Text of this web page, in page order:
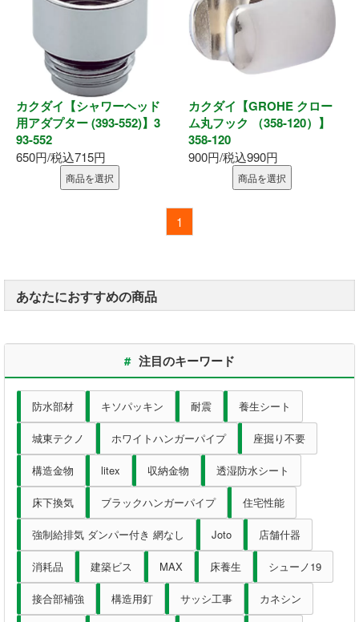
カクダイ【シャワーヘッド
用アダプター (393-552)】3
93-552
650円/税込715円
商品を選択
カクダイ【GROHE クロー
ム丸フック （358-120）】
358-120
900円/税込990円
商品を選択
1
あなたにおすすめの商品
# 注目のキーワード
防水部材 キソパッキン 耐震 養生シート
城東テクノ ホワイトハンガーパイプ 座掘り不要
構造金物 litex 収納金物 透湿防水シート
床下換気 ブラックハンガーパイプ 住宅性能
強制給排気 ダンパー付き 網なし Joto 店舗什器
消耗品 建築ビス MAX 床養生 シューノ19
接合部補強 構造用釘 サッシ工事 カネシン